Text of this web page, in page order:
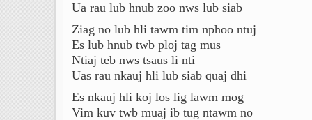
Ua rau lub hnub zoo nws lub siab
Ziag no lub hli tawm tim nphoo ntuj
Es lub hnub twb ploj tag mus
Ntiaj teb nws tsaus li nti
Uas rau nkauj hli lub siab quaj dhi
Es nkauj hli koj los lig lawm mog
Vim kuv twb muaj ib tug ntawm no